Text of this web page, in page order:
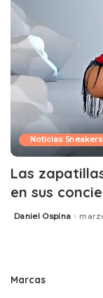
Noticias Sneakers
Las
en sus
Posted
Daniel Ospina
Marcas